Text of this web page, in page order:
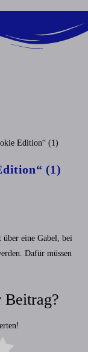
(1)
eine Gabel, bei
Dafür müssen